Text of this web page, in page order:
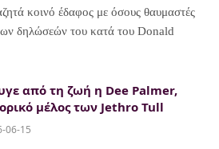
κοινό έδαφος με όσους θαυμαστές
δηλώσεών του κατά του Donald
από τη ζωή η Dee Palmer,
μέλος των Jethro Tull
06-15